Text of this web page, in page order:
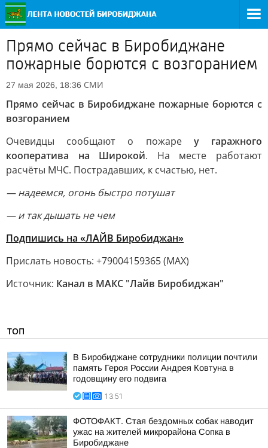
Прямо сейчас в Биробиджане
пожарные борются с возгоранием
27 мая 2026, 18:36 СМИ
Прямо сейчас в Биробиджане пожарные борются с
возгоранием
Очевидцы сообщают о пожаре у гаражного
кооператива на Широкой. На месте работают
расчёты МЧС. Пострадавших, к счастью, нет.
— надеемся, огонь быстро потушат
— и так дышать не чем
Подпишись на «ЛАЙВ Биробиджан»
Прислать новость: +79004159365 (МАХ)
Источник: Канал в МАКС "Лайв Биробиджан"
ТОП
В Биробиджане сотрудники полиции почтили
память Героя России Андрея Ковтуна в
годовщину его подвига
13:51
ФОТОФАКТ. Стая бездомных собак наводит
ужас на жителей микрорайона Сопка в
Биробиджане